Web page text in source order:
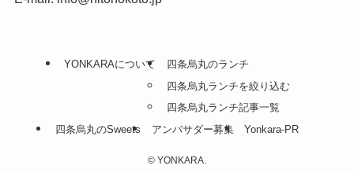
YONKARAについて
四条烏丸のランチ
四条烏丸ランチを絞り込む
四条烏丸ランチ記事一覧
四条烏丸のSweets
アンバサダー募集 Yonkara-PR
© YONKARA.